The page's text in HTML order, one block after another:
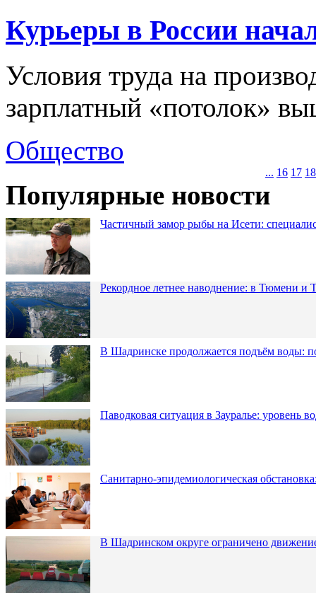
Курьеры в России
Условия труда на
зарплатный «потолок»
Общество
... 16 17 18
Популярные новости
Частичный замор рыбы на Исети:
Рекордное летнее наводнение: в Тюмени и
В Шадринске продолжается подъём воды:
Паводковая ситуация в Зауралье: уровень
Санитарно-эпидемиологическая
В Шадринском округе ограничено